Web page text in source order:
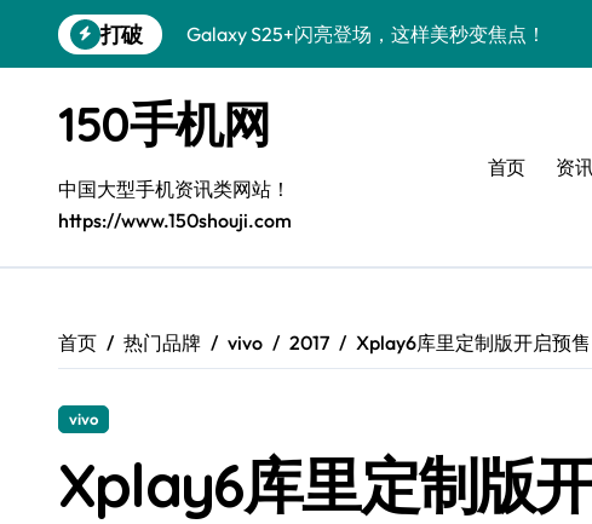
到
打破
Galaxy S25+闪亮登场，这样美秒变焦点！
S26+颜值暴增！机皇美颜秘籍大公开
A56 5G惊艳登场，三星新风尚来了！
三星S26上手：3招秒变个性旗舰
S25美化秘籍：个性潮玩，炫酷一键搞定！
Galaxy C55 5G登场，美学新标杆！
S25 Ultra颜值炸裂！定制主题潮到没朋友
150手机网
中国大型手机资讯类网站！
https://www.150shouji.com
首页 资
首页 热门品牌 vivo 2017 Xplay6库里定制版开启预
vivo
Xplay6库里定制版